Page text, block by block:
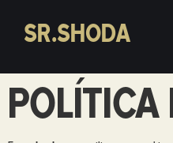
SR.SHODA
POLÍTICA